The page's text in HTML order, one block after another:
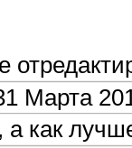
Марта
, а как